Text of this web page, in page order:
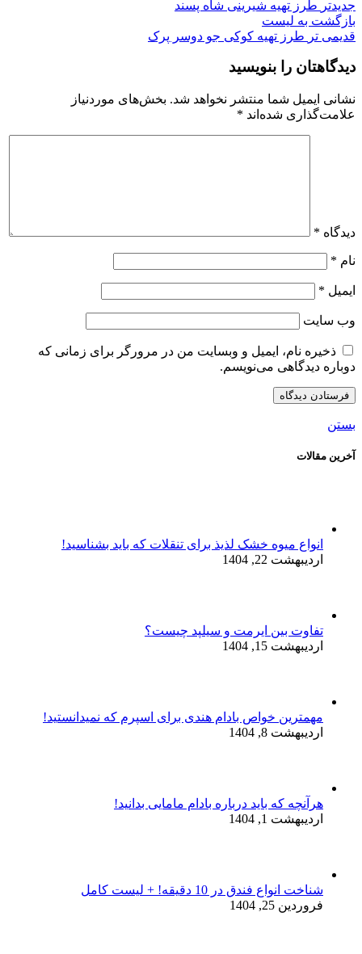
جدیدتر طرز تهیه شیرینی شاه پسند
بازگشت به لیست
قدیمی تر طرز تهیه کوکی جو دوسر پرک
دیدگاهتان را بنویسید
نشانی ایمیل شما منتشر نخواهد شد. بخش‌های موردنیاز
علامت‌گذاری شده‌اند *
دیدگاه *
نام *
ایمیل *
وب‌ سایت
ذخیره نام، ایمیل و وبسایت من در مرورگر برای زمانی که
دوباره دیدگاهی می‌نویسم.
بستن
آخرین مقالات
انواع میوه خشک لذیذ برای تنقلات که باید بشناسید!
اردیبهشت 22, 1404
تفاوت بین ایرمت و سیلپد چیست؟
اردیبهشت 15, 1404
مهمترین خواص بادام هندی برای اسپرم که نمیدانستید!
اردیبهشت 8, 1404
هرآنچه که باید درباره بادام مامایی بدانید!
اردیبهشت 1, 1404
شناخت انواع فندق در 10 دقیقه! + لیست کامل
فروردین 25, 1404